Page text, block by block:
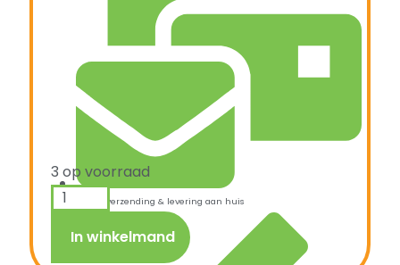
Snelle verzending & levering aan huis
3 op voorraad
In winkelmand